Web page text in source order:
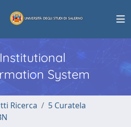
Institutional
System
Ricerca
5 Curatela